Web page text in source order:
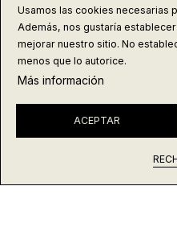
ELIGE TU FECHA
Controla tus galletas
© 2026
DEVOLUCIÓN
Usamos las cookies necesarias
Además, nos gustaría
mejorar nuestro sitio. No
menos que lo autorice.
Más información
ACEPTAR